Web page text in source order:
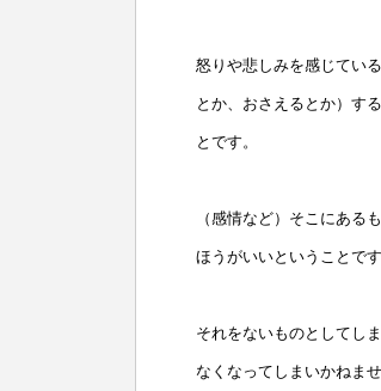
怒りや悲しみを感じてい
とか、おさえるとか）す
とです。
（感情など）そこにある
ほうがいいということです
それをないものとしてし
なくなってしまいかねま